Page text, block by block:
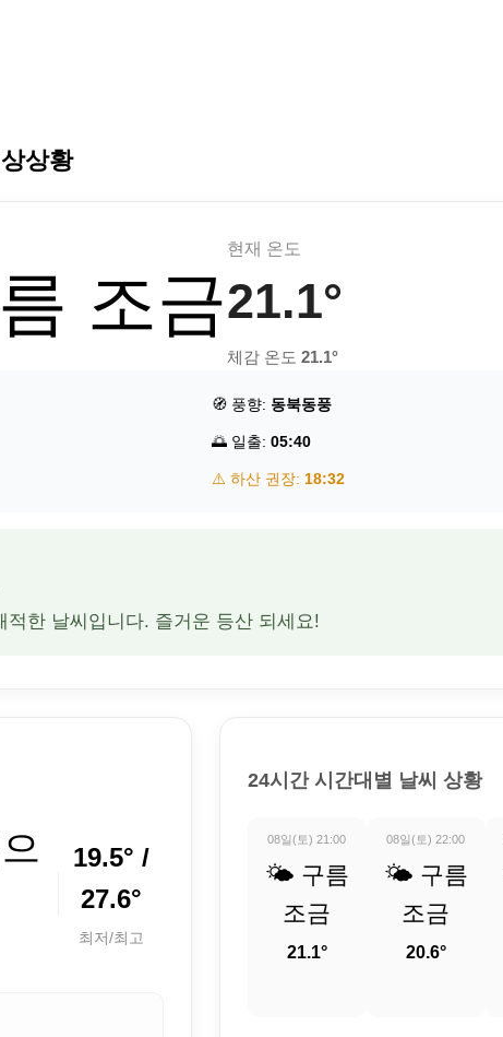
상황
조금
현재 온도
21.1°
체감 온도 21.1°
🧭 풍향: 동북동풍
🌅 일출: 05:40
⚠️ 하산 권장: 18:32
적한 날씨입니다. 즐거운 등산 되세요!
19.5° /
27.6°
최저/최고
24시간 시간대별 날씨 상황
08일(토) 21:00
🌤️ 구름
조금
21.1°
08일(토) 22:00
🌤️ 구름
조금
20.6°